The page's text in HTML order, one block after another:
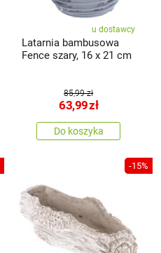
u dostawcy
Latarnia bambusowa
Fence szary, 16 x 21 cm
85,99 zł
63,99zł
Do koszyka
-15%